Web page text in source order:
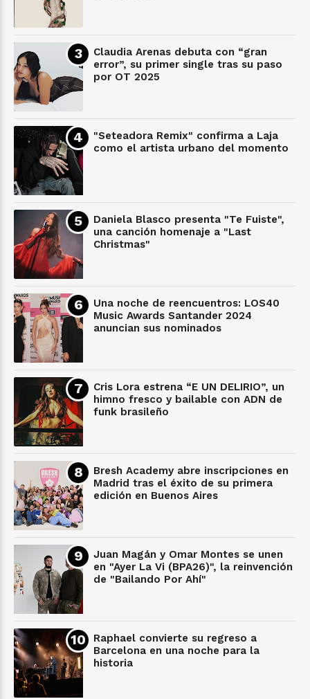
Claudia Arenas debuta con “gran
error”, su primer single tras su paso
por OT 2025
"Seteadora Remix" confirma a Laja
como el artista urbano del momento
Daniela Blasco presenta "Te Fuiste",
una canción homenaje a "Last
Christmas"
Una noche de reencuentros: LOS40
Music Awards Santander 2024
anuncian sus nominados
Cris Lora estrena “E UN DELIRIO”, un
himno fresco y bailable con ADN de
funk brasileño
Bresh Academy abre inscripciones en
Madrid tras el éxito de su primera
edición en Buenos Aires
Juan Magán y Omar Montes se unen
en "Ayer La Vi (BPA26)", la reinvención
de "Bailando Por Ahí"
Raphael convierte su regreso a
Barcelona en una noche para la
historia